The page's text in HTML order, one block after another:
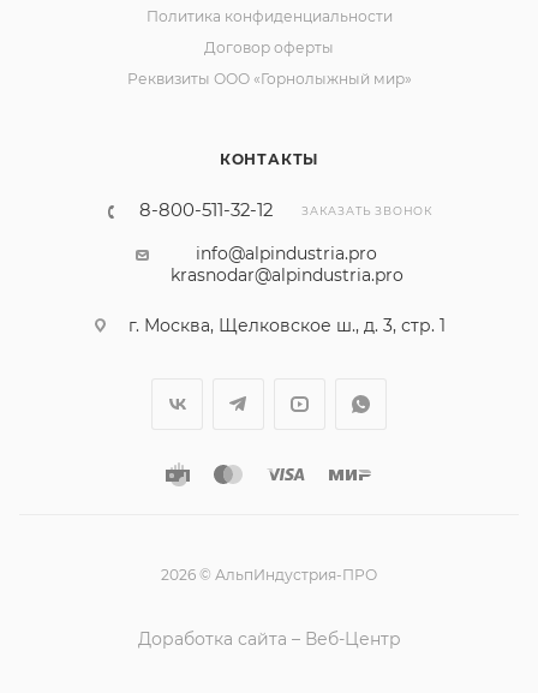
КОНТАКТЫ
8-800-511-32-12 ЗАКАЗАТЬ ЗВОНОК
info@alpindustria.pro
krasnodar@alpindustria.pro
г. Москва, Щелковское ш., д. 3, стр. 1
Политика конфиденциальности
Договор оферты
Реквизиты ООО «Горнолыжный мир»
2026 © АльпИндустрия-ПРО
Доработка сайта – Веб-Центр